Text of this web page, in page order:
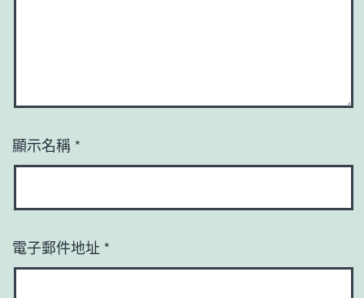
顯示名稱 *
電子郵件地址 *